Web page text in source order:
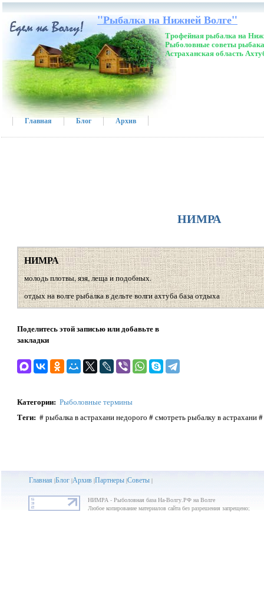
"Рыбалка на Нижней Волге"
Трофейная рыбалка на
Рыболовные советы
Астраханская область
Главная Блог Архив
НИМРА
НИМРА
молодь плотвы, язя, леща и подобных.
отдых на волге рыбалка в дельте волги ахтуба база отдыха
Поделитесь этой записью или добавьте в
закладки
Категории: Рыболовные термины
Теги: # рыбалка в астрахани недорого # смотреть рыбалку в астрахани
Главная |Блог|Архив|Партнеры|Советы|
НИМРА - Рыболовная база На-Волгу.РФ на Волге
Любое копирование материалов сайта без разрешения запрещено;